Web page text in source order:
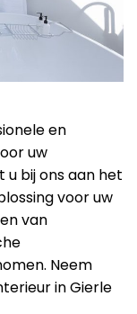
en
uw
u bij ons aan het
voor uw
van
Neem
in Gierle